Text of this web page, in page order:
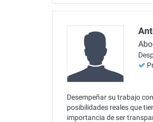
Desempeñar su trabajo
posibilidades reales que
importancia de ser